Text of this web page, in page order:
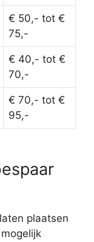
€ 50,- tot €
75,-
€ 40,- tot €
70,-
€ 70,- tot €
95,-
plaatsen